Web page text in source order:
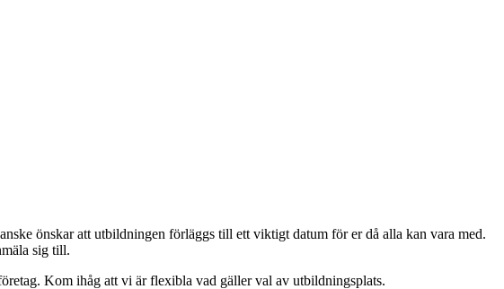
önskar att utbildningen förläggs till ett viktigt datum för er då alla kan vara med.
sig till.
Kom ihåg att vi är flexibla vad gäller val av utbildningsplats.